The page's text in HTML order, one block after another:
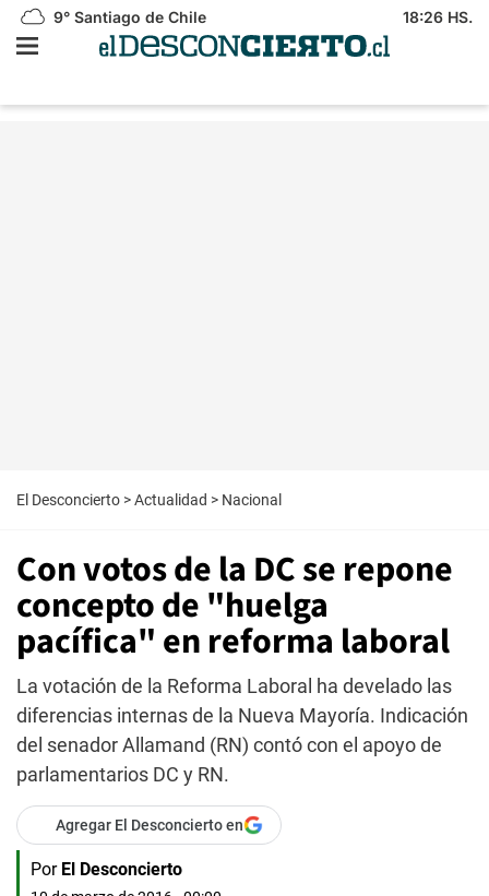
9° Santiago de Chile 18:26 HS.
El Desconcierto >Actualidad > Nacional
Con votos de la DC se repone
concepto de "huelga
pacífica" en reforma laboral
La votación de la Reforma Laboral ha develado las
diferencias internas de la Nueva Mayoría. Indicación
del senador Allamand (RN) contó con el apoyo de
parlamentarios DC y RN.
Agregar El Desconcierto en
Por El Desconcierto